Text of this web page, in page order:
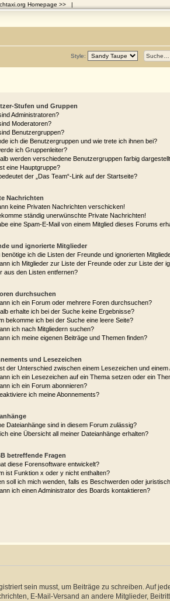
Homepage >> |
Style:
Stufen und Gruppen
Administratoren?
Moderatoren?
Benutzergruppen?
ich die Benutzergruppen und wie trete ich ihnen bei?
ich Gruppenleiter?
werden verschiedene Benutzergruppen farbig
eine Hauptgruppe?
der „Das Team“-Link auf der Startseite?
Nachrichten
keine Privaten Nachrichten verschicken!
ständig unerwünschte Private Nachrichten!
eine Spam-E-Mail von einem Mitglied dieses Forums
und ignorierte Mitglieder
benötige ich die Listen der Freunde und ignorierten
ich Mitglieder zur Liste der Freunde oder zur Liste der
aus den Listen entfernen?
durchsuchen
ich ein Forum oder mehrere Foren durchsuchen?
erhalte ich bei der Suche keine Ergebnisse?
bekomme ich bei der Suche eine leere Seite?
ich nach Mitgliedern suchen?
ich meine eigenen Beiträge und Themen finden?
und Lesezeichen
der Unterschied zwischen einem Lesezeichen und
ich ein Lesezeichen auf ein Thema setzen oder ein
ich ein Forum abonnieren?
ich meine Abonnements?
Dateianhänge sind in diesem Forum zulässig?
eine Übersicht all meiner Dateianhänge erhalten?
betreffende Fragen
diese Forensoftware entwickelt?
ist Funktion x oder y nicht enthalten?
soll ich mich wenden, falls es Beschwerden oder
ich einen Administrator des Boards kontaktieren?
sein musst, um Beiträge zu schreiben. Auf
E-Mail-Versand an andere Mitglieder,